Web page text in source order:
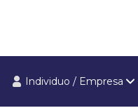
Individuo / Empresa